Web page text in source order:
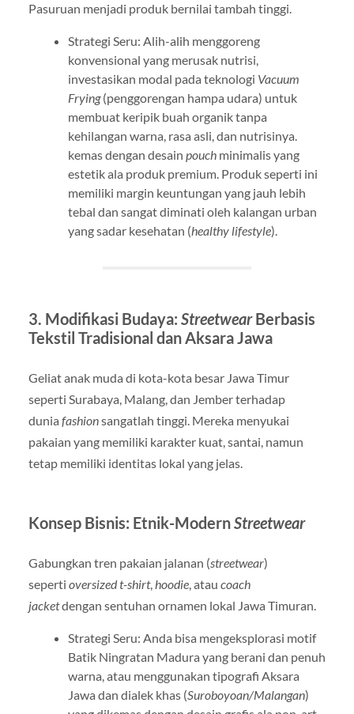
Pasuruan menjadi produk bernilai tambah tinggi.
Strategi Seru: Alih-alih menggoreng
konvensional yang merusak nutrisi,
investasikan modal pada teknologi Vacuum
Frying(penggorengan hampa udara) untuk
membuat keripik buah organik tanpa
kehilangan warna, rasa asli, dan nutrisinya.
kemas dengan desain pouchminimalis yang
estetik ala produk premium. Produk seperti ini
memiliki margin keuntungan yang jauh lebih
tebal dan sangat diminati oleh kalangan urban
yang sadar kesehatan (healthy lifestyle).
3. Modifikasi Budaya: StreetwearBerbasis
Tekstil Tradisional dan Aksara Jawa
Geliat anak muda di kota-kota besar Jawa Timur
seperti Surabaya, Malang, dan Jember terhadap
dunia fashionsangatlah tinggi. Mereka menyukai
pakaian yang memiliki karakter kuat, santai, namun
tetap memiliki identitas lokal yang jelas.
Konsep Bisnis: Etnik-ModernStreetwear
Gabungkan tren pakaian jalanan (streetwear)
seperti oversized t-shirt, hoodie, atau coach
jacketdengan sentuhan ornamen lokal Jawa Timuran.
Strategi Seru: Anda bisa mengeksplorasi motif
Batik Ningratan Madura yang berani dan penuh
warna, atau menggunakan tipografi Aksara
Jawa dan dialek khas (Suroboyoan/Malangan)